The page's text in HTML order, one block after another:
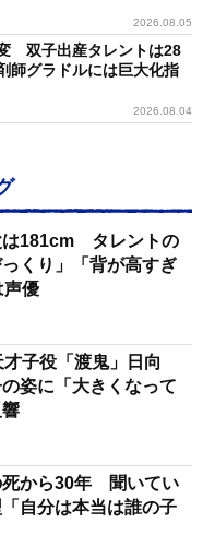
ばらは永遠にー」展覧会の
ョン
2026.08.05
双子出産タレントは28
グラドルには巨大化指
2026.08.04
は181cm タレントの
くり」「背が高すぎ
優
子役「渡鬼」日向
姿に「大きくなって
死から30年 聞いてい
自分は本当は誰の子